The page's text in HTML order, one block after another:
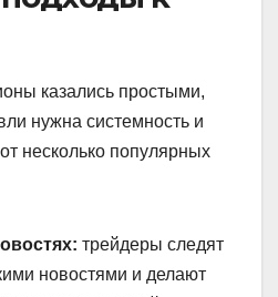
казались простыми,
нужна системность и
несколько популярных
трейдеры следят
новостями и делают